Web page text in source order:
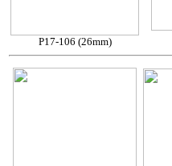
P17-106 (26mm)